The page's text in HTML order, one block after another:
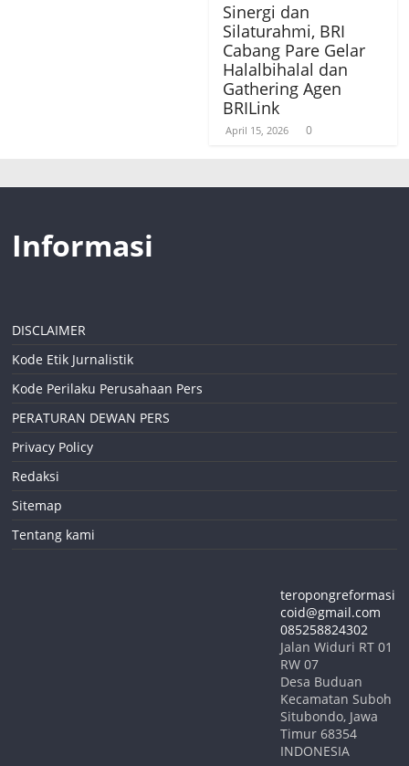
Sinergi dan
Silaturahmi, BRI
Cabang Pare Gelar
Halalbihalal dan
Gathering Agen
BRILink
April 15, 2026 0
Informasi
DISCLAIMER
Kode Etik Jurnalistik
Kode Perilaku Perusahaan Pers
PERATURAN DEWAN PERS
Privacy Policy
Redaksi
Sitemap
Tentang kami
teropongreformasi
coid@gmail.com
085258824302
Jalan Widuri RT 01
RW 07
Desa Buduan
Kecamatan Suboh
Situbondo, Jawa
Timur 68354
INDONESIA